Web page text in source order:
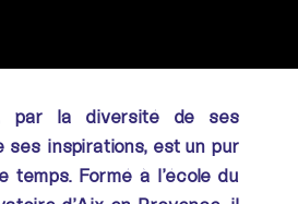
par la diversité de ses
ses inspirations, est un pur
temps. Formé à l’école du